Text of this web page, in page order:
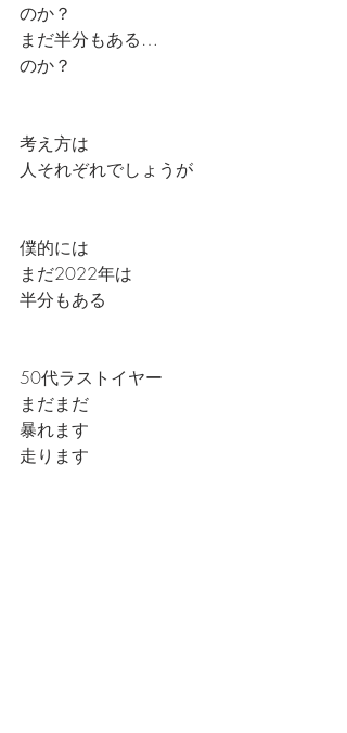
のか？
まだ半分もある…
のか？
考え方は
人それぞれでしょうが
僕的には
まだ2022年は
半分もある
50代ラストイヤー
まだまだ
暴れます
走ります